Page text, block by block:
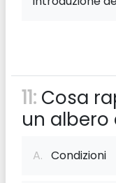
11: Cosa
un albero
A. Condizioni